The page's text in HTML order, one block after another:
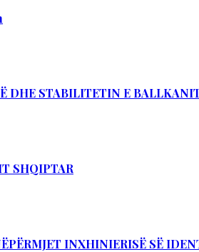
DHE STABILITETIN E
SHQIPTAR
INXHINIERISË SË